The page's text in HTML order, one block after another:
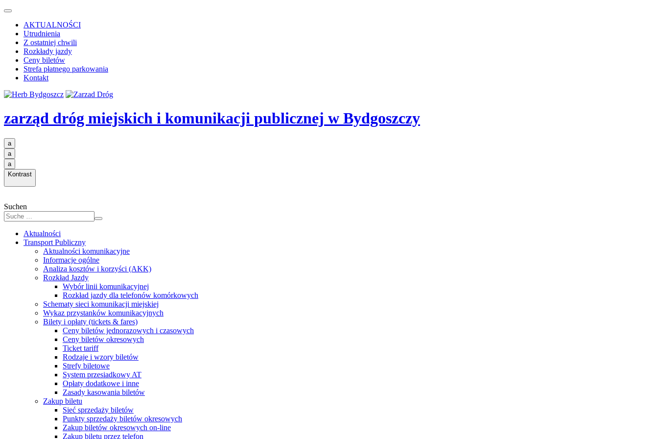
AKTUALNOŚCI
Utrudnienia
Z ostatniej chwili
Rozkłady jazdy
Ceny biletów
Strefa płatnego parkowania
Kontakt
zarząd dróg miejskich i komunikacji publicznej w Bydgoszczy
a
a
a
Kontrast
Suchen
Aktualności
Transport Publiczny
Aktualności komunikacyjne
Informacje ogólne
Analiza kosztów i korzyści (AKK)
Rozkład Jazdy
Wybór linii komunikacyjnej
Rozkład jazdy dla telefonów komórkowych
Schematy sieci komunikacji miejskiej
Wykaz przystanków komunikacyjnych
Bilety i opłaty (tickets & fares)
Ceny biletów jednorazowych i czasowych
Ceny biletów okresowych
Ticket tariff
Rodzaje i wzory biletów
Strefy biletowe
System przesiadkowy AT
Opłaty dodatkowe i inne
Zasady kasowania biletów
Zakup biletu
Sieć sprzedaży biletów
Punkty sprzedaży biletów okresowych
Zakup biletów okresowych on-line
Zakup biletu przez telefon